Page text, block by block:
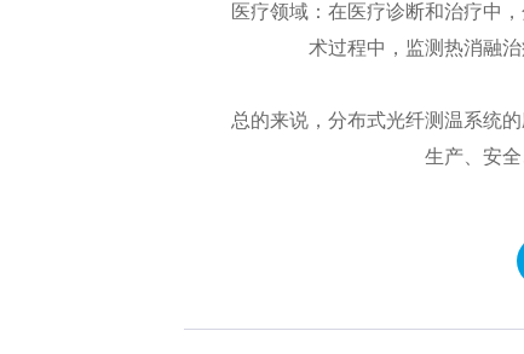
医疗领域：在医疗诊断和治疗中，
术过程中，监测热消融
总的来说，分布式光纤测温系统的
生产、安